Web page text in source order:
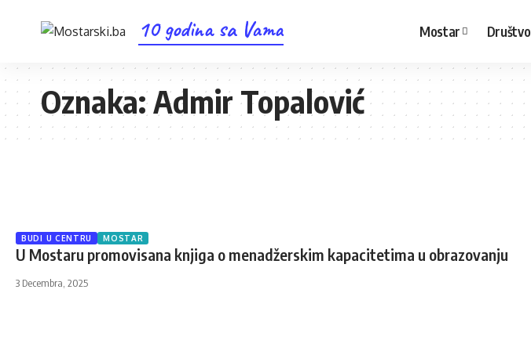
10 godina sa Vama Mostar Društvo
Oznaka:Admir Topalović
BUDI U CENTRU MOSTAR
U Mostaru promovisana knjiga o menadžerskim kapacitetima u obrazovanju
3 Decembra, 2025